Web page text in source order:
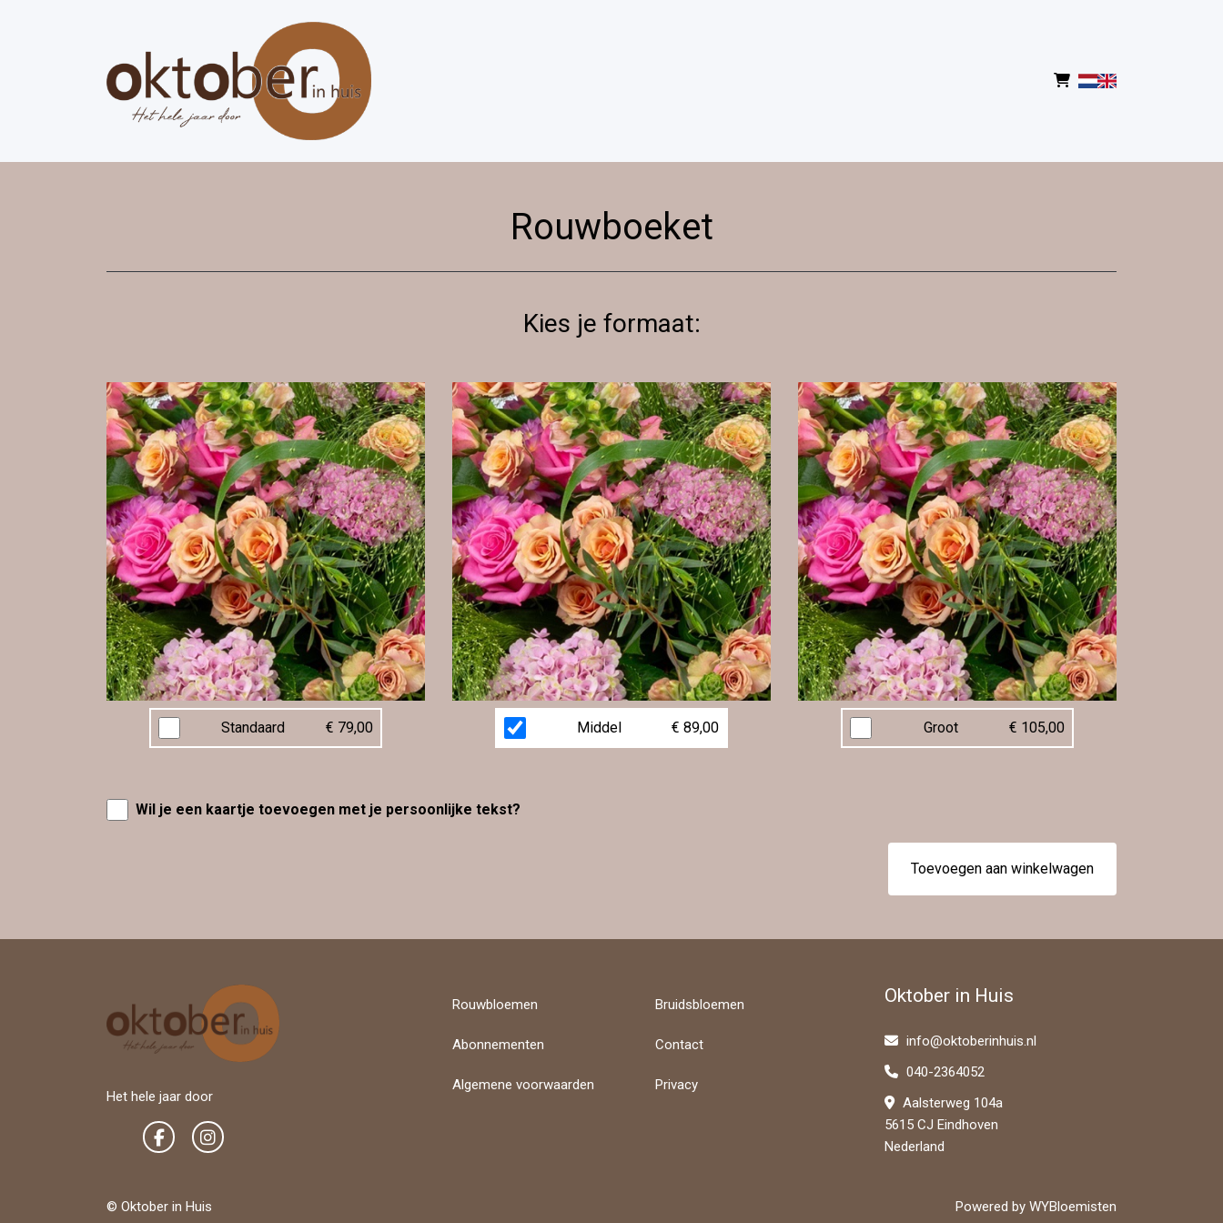
Rouwboeket
Kies je formaat:
Standaard € 79,00 Middel € 89,00 Groot € 105,00
Wil je een kaartje toevoegen met je persoonlijke tekst?
Toevoegen aan winkelwagen
Het hele jaar door
Rouwbloemen Bruidsbloemen
Abonnementen Contact
Algemene voorwaarden Privacy
Oktober in Huis
info@oktoberinhuis.nl
040-2364052
Aalsterweg 104a
5615 CJ Eindhoven
Nederland
© Oktober in Huis Powered by WYBloemisten